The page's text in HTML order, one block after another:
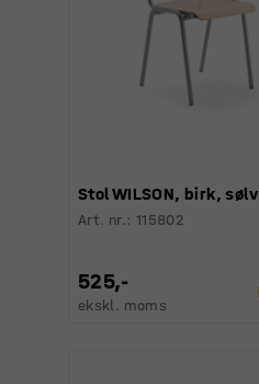
Stol WILSON, birk, sølv
Art. nr.: 115802
525,-
ekskl. moms